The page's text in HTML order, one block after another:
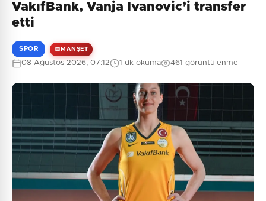
VakıfBank, Vanja Ivanovic’i transfer
etti
SPOR MANŞET
08 Ağustos 2026, 07:12 1 dk okuma 461 görüntülenme